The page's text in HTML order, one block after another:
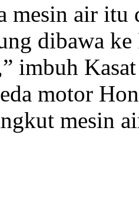
mesin air itu
dibawa
imbuh
motor
mesin